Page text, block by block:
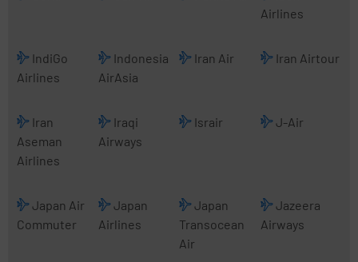
Airlines
IndiGo
Airlines
Indonesia
AirAsia
Iran Air Iran Airtour
Iran
Aseman
Airlines
Iraqi
Airways
Israir J-Air
Japan Air
Commuter
Japan
Airlines
Japan
Transocean
Air
Jazeera
Airways